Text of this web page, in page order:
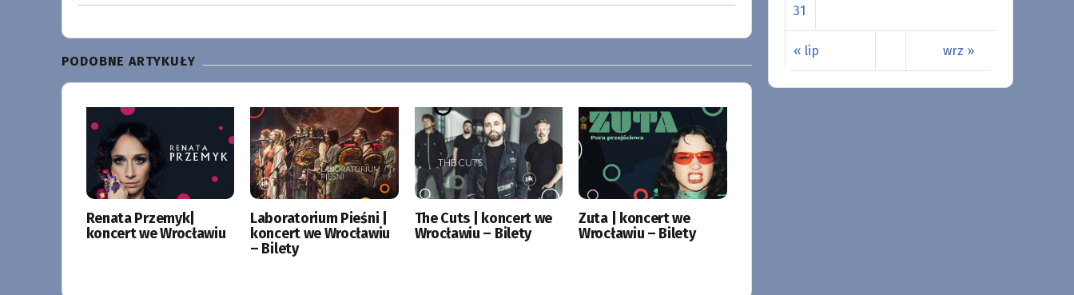
PODOBNE ARTYKUŁY
Renata Przemyk|
koncert we Wrocławiu
Laboratorium Pieśni |
koncert we Wrocławiu
– Bilety
The Cuts | koncert we
Wrocławiu – Bilety
Zuta | koncert we
Wrocławiu – Bilety
« lip wrz »
31